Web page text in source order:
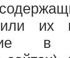
или их